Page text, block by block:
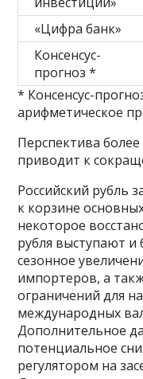
«Цифра банк»
Консенсус-
прогноз *
* Консенсус-
арифметическое
Перспектива
приводит к
Российский рубль
к корзине
некоторое
рубля выступают и
сезонное
импортеров, а
ограничений для
международных
Дополнительное
потенциальное
регулятором на